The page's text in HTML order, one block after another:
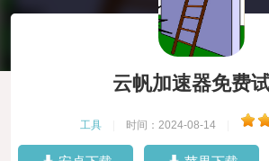
云帆加速器免费
工具 时间：2024-08-14